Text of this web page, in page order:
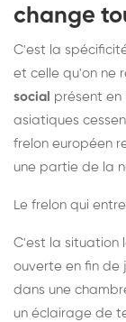
change
C'est la
et celle qu'on ne
social présent en
asiatiques
frelon européen
une partie de la
Le frelon qui
C'est la situation
ouverte en fin de
dans une
un éclairage de